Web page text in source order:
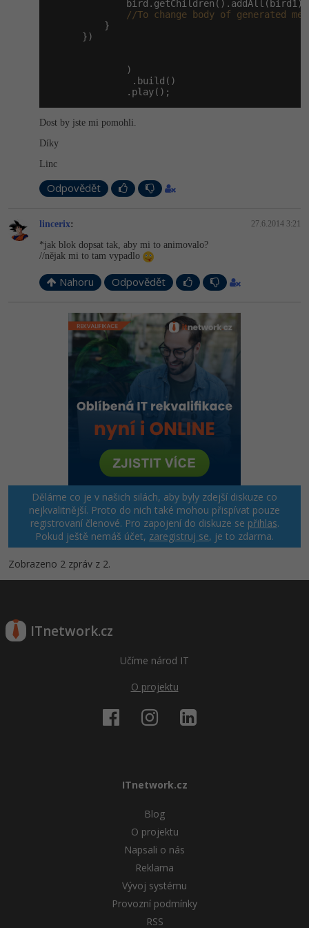
              bird.getChildren().addAll(bird1);
//To change body of generated
          }
      })
              )
               .build()
              .play();
Dost by jste mi pomohli.
Díky
Linc
Odpovědět
lincerix: 27.6.2014 3:21
*jak blok dopsat tak, aby mi to animovalo?
//nějak mi to tam vypadlo
Nahoru Odpovědět
Děláme co je v našich silách, aby byly zdejší diskuze co
nejkvalitnější. Proto do nich také mohou přispívat pouze
registrovaní členové. Pro zapojení do diskuze se přihlas.
Pokud ještě nemáš účet, zaregistruj se, je to zdarma.
Zobrazeno 2 zpráv z 2.
ITnetwork.cz
Učíme národ IT
O projektu
ITnetwork.cz
Blog
O projektu
Napsali o nás
Reklama
Vývoj systému
Provozní podmínky
RSS